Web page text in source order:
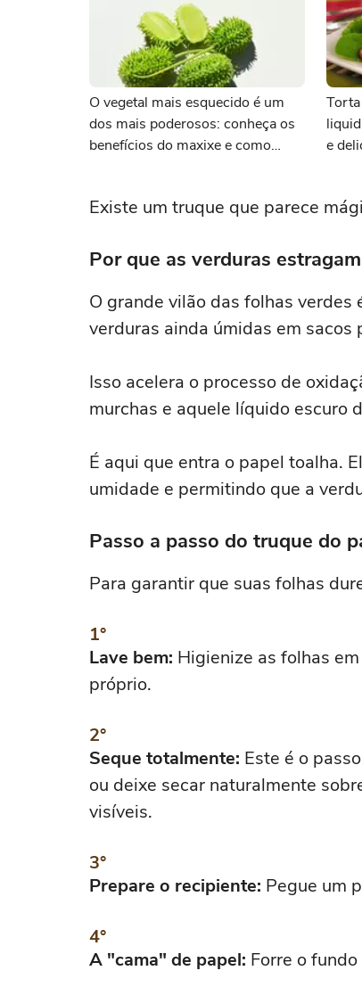
O vegetal mais esquecido é um
dos mais poderosos: conheça os
benefícios do maxixe e como
e
Existe um truque que parece
Por que as verduras
O grande vilão das folhas verdes
verduras ainda úmidas em
Isso acelera o processo de
murchas e aquele líquido escuro
É aqui que entra o papel toalha.
umidade e permitindo que a
Passo a passo do truque do
Para garantir que suas folhas
Lave bem: Higienize as folhas
próprio.
Seque totalmente: Este é o
ou deixe secar naturalmente
visíveis.
Prepare o recipiente: Pegue um
A "cama" de papel: Forre o